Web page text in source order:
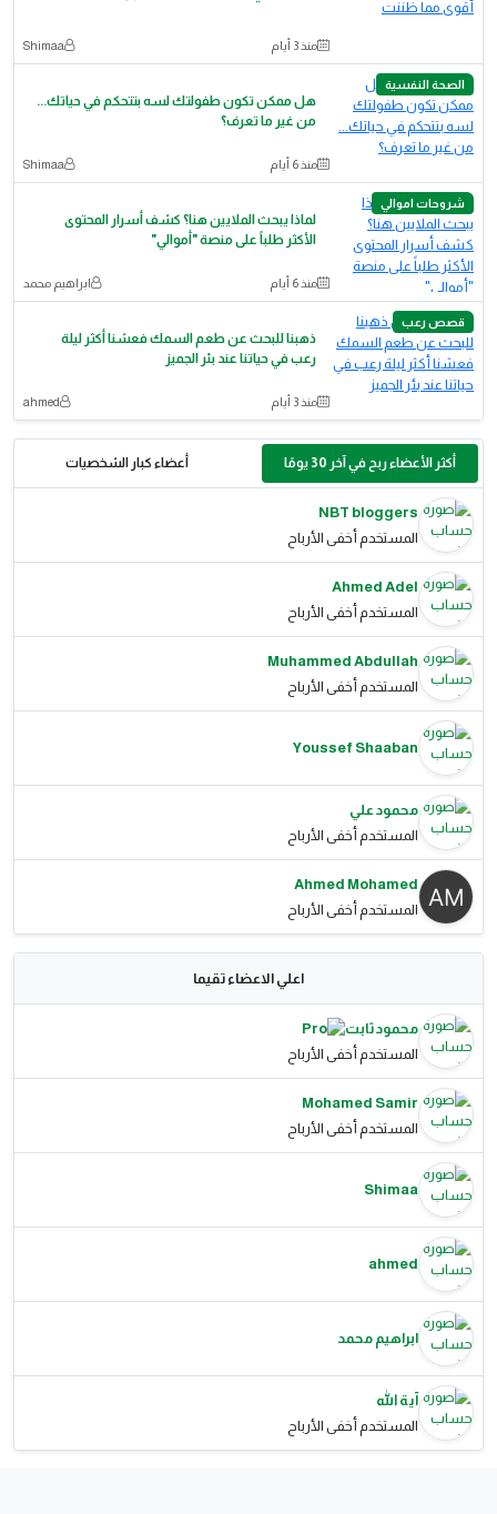
منذ 3 أيام Shimaa
الصحة النفسية
هل ممكن تكون طفولتك لسه بتتحكم في حياتك...
من غير ما تعرف؟
منذ 6 أيام Shimaa
شروحات اموالي
لماذا يبحث الملايين هنا؟ كشف أسرار المحتوى
الأكثر طلباً على منصة "أموالي"
منذ 6 أيام ابراهيم محمد
قصص رعب
ذهبنا للبحث عن طعم السمك فعشنا أكثر ليلة
رعب في حياتنا عند بئر الجميز
منذ 3 أيام ahmed
أكثر الأعضاء ربح في آخر 30 يومًا أعضاء كبار الشخصيات
NBT bloggers
المستخدم أخفى الأرباح
Ahmed Adel
المستخدم أخفى الأرباح
Muhammed Abdullah
المستخدم أخفى الأرباح
Youssef Shaaban
محمود علي
المستخدم أخفى الأرباح
Ahmed Mohamed
المستخدم أخفى الأرباح
اعلي الاعضاء تقيما
محمود ثابت
المستخدم أخفى الأرباح
Mohamed Samir
المستخدم أخفى الأرباح
Shimaa
ahmed
ابراهيم محمد
آية الله
المستخدم أخفى الأرباح